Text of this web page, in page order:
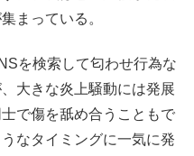
まっている。
を検索して匂わせ行為な
大きな炎上騒動には発展
で傷を舐め合うこともで
なタイミングに一気に発